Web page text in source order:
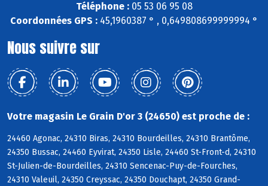
Téléphone :05 53 06 95 08
Coordonnées GPS : 45,1960387 ° , 0,649808699999994 °
Nous suivre sur
Votre magasin Le Grain D'or 3 (24650) est proche de :
24460 Agonac, 24310 Biras, 24310 Bourdeilles, 24310 Brantôme,
24350 Bussac, 24460 Eyvirat, 24350 Lisle, 24460 St-Front-d, 24310
St-Julien-de-Bourdeilles, 24310 Sencenac-Puy-de-Fourches,
24310 Valeuil, 24350 Creyssac, 24350 Douchapt, 24350 Grand-